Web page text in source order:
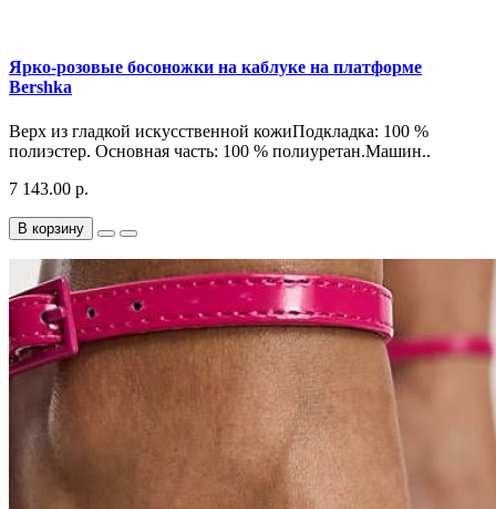
Ярко-розовые босоножки на каблуке на платформе
Bershka
Верх из гладкой искусственной кожиПодкладка: 100 %
полиэстер. Основная часть: 100 % полиуретан.Машин..
7 143.00 р.
В корзину